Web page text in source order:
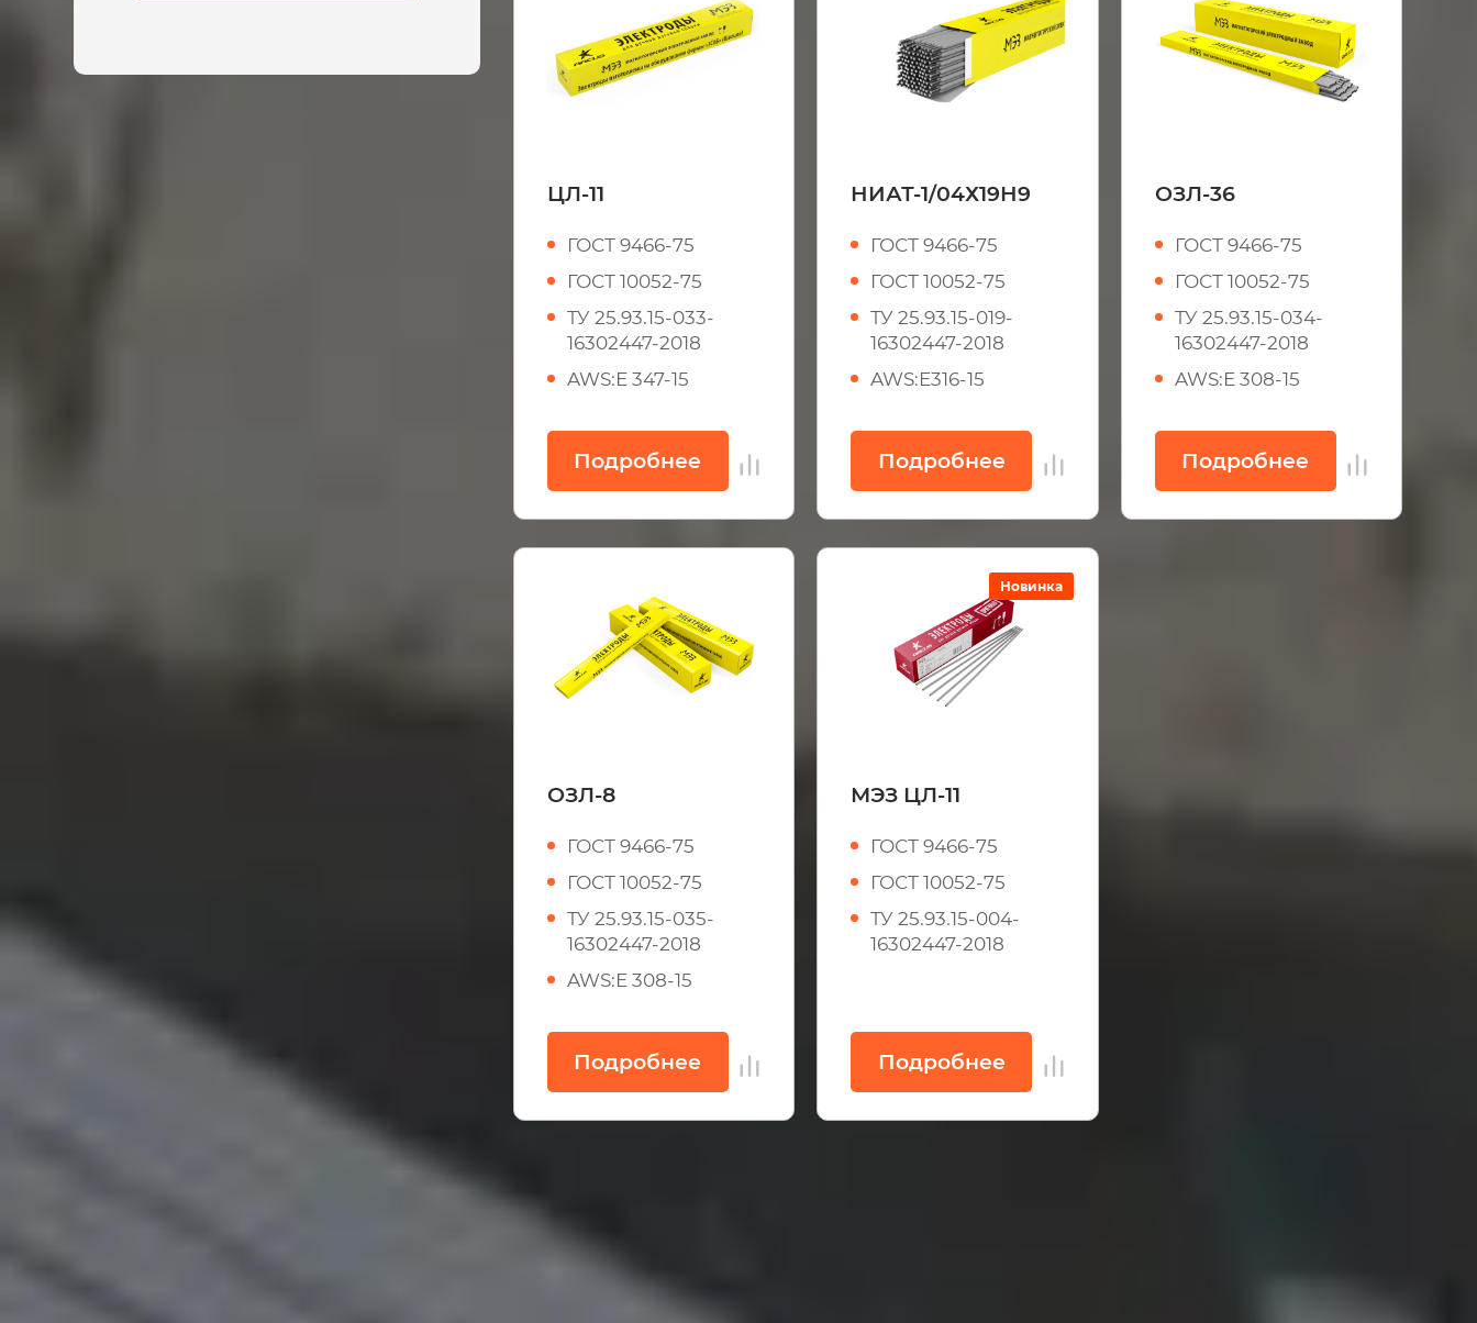
ЦЛ-11
ГОСТ 9466-75
ГОСТ 10052-75
ТУ 25.93.15-033-
16302447-2018
AWS:Е 347-15
Подробнее
НИАТ-1/04Х19Н9
ГОСТ 9466-75
ГОСТ 10052-75
ТУ 25.93.15-019-
16302447-2018
AWS:E316-15
Подробнее
ОЗЛ-36
ГОСТ 9466-75
ГОСТ 10052-75
ТУ 25.93.15-034-
16302447-2018
AWS:Е 308-15
Подробнее
ОЗЛ-8
ГОСТ 9466-75
ГОСТ 10052-75
ТУ 25.93.15-035-
16302447-2018
AWS:Е 308-15
Подробнее
Новинка
МЭЗ ЦЛ-11
ГОСТ 9466-75
ГОСТ 10052-75
ТУ 25.93.15-004-
16302447-2018
Подробнее